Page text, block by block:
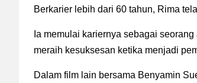
Berkarier lebih dari 60 tahun, Rima
Ia memulai kariernya sebagai
meraih kesuksesan ketika menjadi
Dalam film lain bersama Benyamin